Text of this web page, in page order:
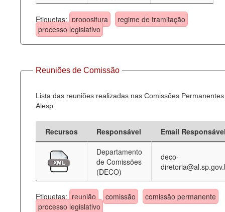
Etiquetas: propositura
regime de tramitação
processo legislativo
Reuniões de Comissão
Lista das reuniões realizadas nas Comissões
Alesp.
Recursos Responsável
Email
Departamento
de Comissões
(DECO)
deco-
Etiquetas: reunião comissão
comissão permanente
processo legislativo